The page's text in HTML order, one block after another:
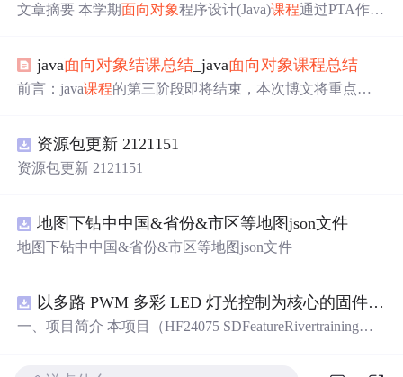
文章摘要 本学期面向对象程序设计(Java)课程通过PTA作
态、抽象类、接口、集合框架、异常处理和JavaFX图形界
面开发等关键技术，难度循序渐进。学生掌握了面向对象
vaFX应用通过航空货运管理系统项目得到显著提升。
培养了学生的面向对象
打下坚实基础。
java面向对象结课总结 _java面向对象课程总结
前言：java课程的第三阶段即将结束，本次博文将重点介
结 ：①第三阶段的三次作业：第一次作业：雨刷程序功能
扩展设计,需要做到在给定的汽车手动风挡玻璃雨刷程序的
二次作业：统计Ja...
资源包更新 2121151
资源包更新 2121151
地图下钻中中国&省份&市区等地图json文件
地图下钻中中国&省份&市区等地图json文件
以多路 PWM 多彩 LED 灯光控制为核心的固件方案，基于 PADAUK PMS 系列单片机
一、项目简介 本项目（HF24075 SDFeatureRivertraining）